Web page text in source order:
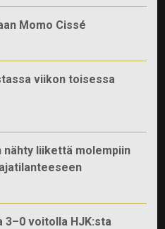
Momo Cissé
viikon toisessa
liikettä molempiin
voitolla HJK:sta